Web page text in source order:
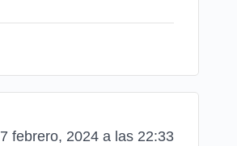
7 febrero, 2024 a las 22:33